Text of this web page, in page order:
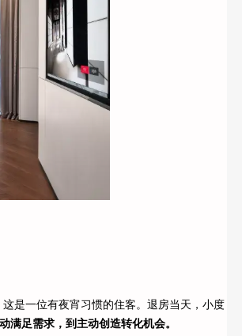
是一位有夜宵习惯的住客。退房当天，小度
满足需求，到主动创造转化机会。